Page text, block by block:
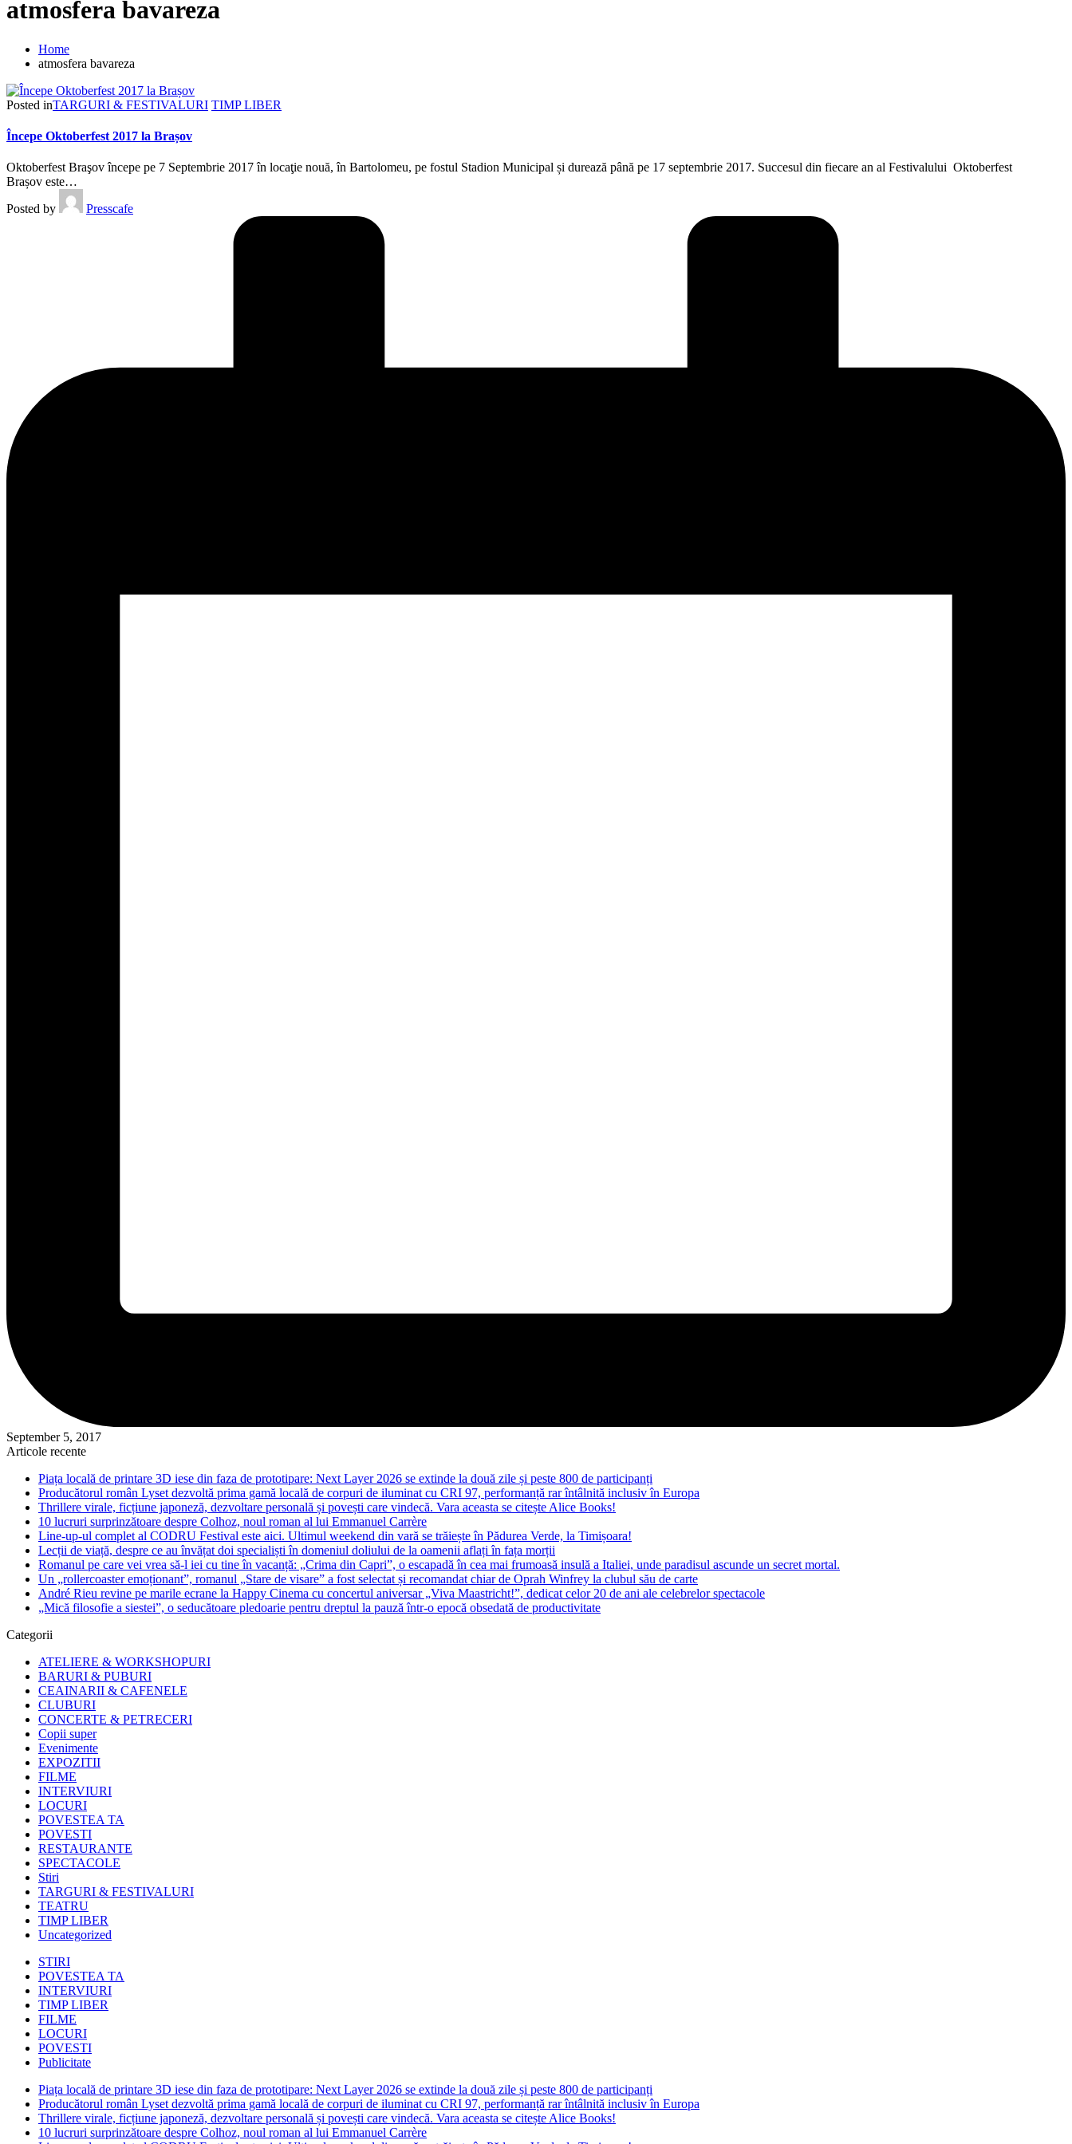
atmosfera bavareza
Home
atmosfera bavareza
Posted inTARGURI & FESTIVALURI TIMP LIBER
Începe Oktoberfest 2017 la Brașov
Oktoberfest Braşov începe pe 7 Septembrie 2017 în locaţie nouă, în Bartolomeu, pe fostul Stadion Municipal și durează până pe 17 septembrie 2017. Succesul din fiecare an al Festivalului Oktoberfest
Brașov este…
Posted by
Presscafe
September 5, 2017
Articole recente
Piața locală de printare 3D iese din faza de prototipare: Next Layer 2026 se extinde la două zile și peste 800 de participanți
Producătorul român Lyset dezvoltă prima gamă locală de corpuri de iluminat cu CRI 97, performanță rar întâlnită inclusiv în Europa
Thrillere virale, ficțiune japoneză, dezvoltare personală și povești care vindecă. Vara aceasta se citește Alice Books!
10 lucruri surprinzătoare despre Colhoz, noul roman al lui Emmanuel Carrère
Line-up-ul complet al CODRU Festival este aici. Ultimul weekend din vară se trăiește în Pădurea Verde, la Timișoara!
Lecții de viață, despre ce au învățat doi specialiști în domeniul doliului de la oamenii aflați în fața morții
Romanul pe care vei vrea să-l iei cu tine în vacanță: „Crima din Capri”, o escapadă în cea mai frumoasă insulă a Italiei, unde paradisul ascunde un secret mortal.
Un „rollercoaster emoționant”, romanul „Stare de visare” a fost selectat și recomandat chiar de Oprah Winfrey la clubul său de carte
André Rieu revine pe marile ecrane la Happy Cinema cu concertul aniversar „Viva Maastricht!”, dedicat celor 20 de ani ale celebrelor spectacole
„Mică filosofie a siestei”, o seducătoare pledoarie pentru dreptul la pauză într-o epocă obsedată de productivitate
Categorii
ATELIERE & WORKSHOPURI
BARURI & PUBURI
CEAINARII & CAFENELE
CLUBURI
CONCERTE & PETRECERI
Copii super
Evenimente
EXPOZITII
FILME
INTERVIURI
LOCURI
POVESTEA TA
POVESTI
RESTAURANTE
SPECTACOLE
Stiri
TARGURI & FESTIVALURI
TEATRU
TIMP LIBER
Uncategorized
STIRI
POVESTEA TA
INTERVIURI
TIMP LIBER
FILME
LOCURI
POVESTI
Publicitate
Piața locală de printare 3D iese din faza de prototipare: Next Layer 2026 se extinde la două zile și peste 800 de participanți
Producătorul român Lyset dezvoltă prima gamă locală de corpuri de iluminat cu CRI 97, performanță rar întâlnită inclusiv în Europa
Thrillere virale, ficțiune japoneză, dezvoltare personală și povești care vindecă. Vara aceasta se citește Alice Books!
10 lucruri surprinzătoare despre Colhoz, noul roman al lui Emmanuel Carrère